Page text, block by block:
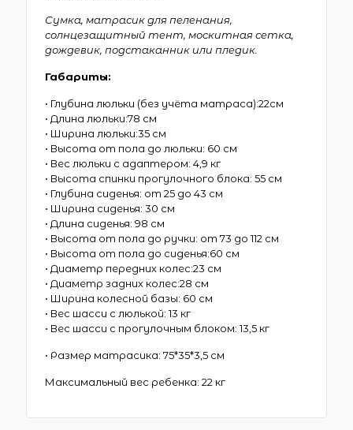
Сумка, матрасик для пеленания,
солнцезащитный тент, москитная сетка,
дождевик, подстаканник или пледик.
Габариты:
• Глубина люльки (без учёта матраса):22см
• Длина люльки:78 см
• Ширина люльки:35 см
• Высота от пола до люльки: 60 см
• Вес люльки с адаптером: 4,9 кг
• Высота спинки прогулочного блока: 55 см
• Глубина сиденья: от 25 до 43 см
• Ширина сиденья: 30 см
• Длина сиденья: 98 см
• Высота от пола до ручки: от 73 до 112 см
• Высота от пола до сиденья:60 см
• Диаметр передних колес:23 см
• Диаметр задних колес:28 см
• Ширина колесной базы: 60 см
• Вес шасси с люлькой: 13 кг
• Вес шасси с прогулочным блоком: 13,5 кг
• Размер матрасика: 75*35*3,5 см
Максимальный вес ребенка: 22 кг